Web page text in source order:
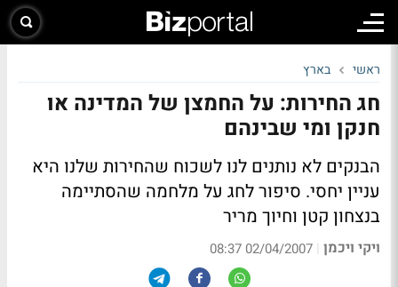
ראשי בארץ
חג החירות: על החמצן של המדינה או
חנקן ומי שבינהם
הבנקים לא נותנים לנו לשכוח שהחירות שלנו היא
עניין יחסי. סיפור לחג על מלחמה שהסתיימה
בנצחון קטן וחיוך מריר
ויקי ויכמן |
02/04/2007 08:37